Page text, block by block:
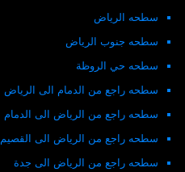
سطحه الرياض
سطحه جنوب الرياض
سطحه حي الروظة
سطحه راجع من الدمام الى الرياض
سطحه راجع من الرياض الى الدمام
سطحه راجع من الرياض الى القصيم
سطحه راجع من الرياض الى جدة